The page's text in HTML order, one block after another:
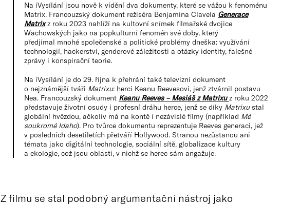
Na iVysílání jsou nově k vidění dva dokumenty, které se vážou k fenoménu
Matrix. Francouzský dokument režiséra Benjamina Clavela Generace
Matrixz roku 2023 nahlíží na kultovní snímek filmařské dvojice
Wachowských jako na popkulturní fenomén své doby, který
předjímal mnohé společenské a politické problémy dneška: využívání
technologií, hackerství, genderové záležitosti a otázky identity, falešné
zprávy i konspirační teorie.
Na iVysílání je do 29. října k přehrání také televizní dokument
o nejznámější tváři Matrixu: herci Keanu Reevesovi, jenž ztvárnil postavu
Nea. Francouzský dokument Keanu Reeves – Mesiáš z Matrixuz roku 2022
představuje životní osudy i profesní dráhu herce, jenž se díky Matrixustal
globální hvězdou, ačkoliv má na kontě i nezávislé filmy (například Mé
soukromé Idaho). Pro tvůrce dokumentu reprezentuje Reeves generaci, jež
v posledních desetiletích přetváří Hollywood. Stranou nezůstanou ani
témata jako digitální technologie, sociální sítě, globalizace kultury
a ekologie, což jsou oblasti, v nichž se herec sám angažuje.
Z filmu se stal podobný argumentační nástroj jako